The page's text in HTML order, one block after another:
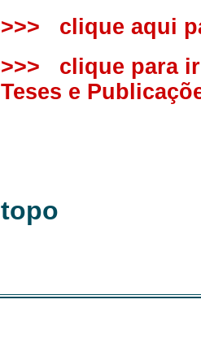
>>> clique aqui
>>> clique para
Teses e
topo